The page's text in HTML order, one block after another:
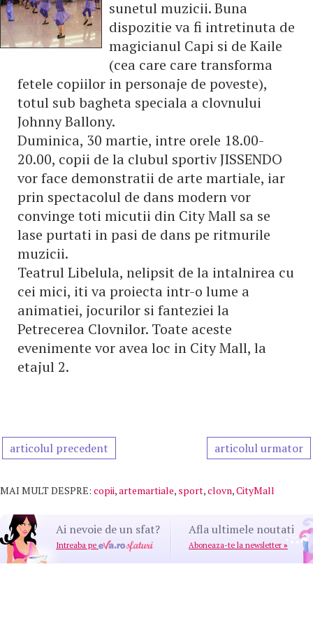
sunetul muzicii. Buna
dispozitie va fi intretinuta de
magicianul Capi si de Kaile
(cea care care transforma
fetele copiilor in personaje de poveste),
totul sub bagheta speciala a clovnului
Johnny Ballony.
Duminica, 30 martie, intre orele 18.00-
20.00, copii de la clubul sportiv JISSENDO
vor face demonstratii de arte martiale, iar
prin spectacolul de dans modern vor
convinge toti micutii din City Mall sa se
lase purtati in pasi de dans pe ritmurile
muzicii.
Teatrul Libelula, nelipsit de la intalnirea cu
cei mici, iti va proiecta intr-o lume a
animatiei, jocurilor si fanteziei la
Petrecerea Clovnilor. Toate aceste
evenimente vor avea loc in City Mall, la
etajul 2.
articolul precedent articolul urmator
MAI MULT DESPRE: copii,artemartiale, sport,clovn,CityMall
Ai nevoie de un sfat?
Intreaba pe
Afla ultimele noutati
Aboneaza-te la newsletter »